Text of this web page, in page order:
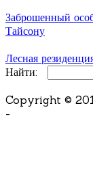
Заброшенный
Тайсону
Лесная
Найти:
Copyright ©
-